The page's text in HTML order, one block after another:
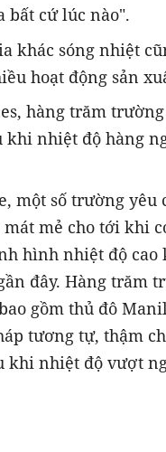
bất cứ lúc nào".
khác sóng nhiệt
hoạt động sản
hàng trăm
khi nhiệt độ hàng
một số trường yêu
mát mẻ cho tới khi
hình nhiệt độ cao
đây. Hàng trăm
gồm thủ đô
tương tự, thậm
khi nhiệt độ vượt